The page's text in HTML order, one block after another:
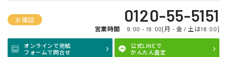
お電話 0120-55-5151
営業時間 9:00 - 19:00[月 - 金 / 土は18:00]
オンラインで完結
フォームで問合せ
公式LINEで
かんたん査定